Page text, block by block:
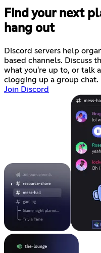
Find your next
hang out
Discord servers help
based channels. Discuss
what you're up to, or talk
clogging up a group chat.
Join Discord